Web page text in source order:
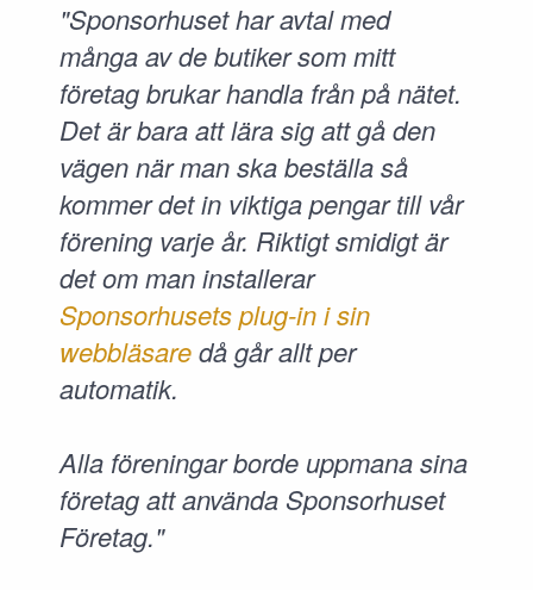
"Sponsorhuset har avtal med
många av de butiker som mitt
företag brukar handla från på nätet.
Det är bara att lära sig att gå den
vägen när man ska beställa så
kommer det in viktiga pengar till vår
förening varje år. Riktigt smidigt är
det om man installerar
Sponsorhusets plug-in i sin
webbläsaredå går allt per
automatik.
Alla föreningar borde uppmana sina
företag att använda Sponsorhuset
Företag."